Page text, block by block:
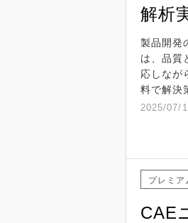
解析
製品開発
は、品質
応しなが
料で解決
2025/07/
プレミア
CAE